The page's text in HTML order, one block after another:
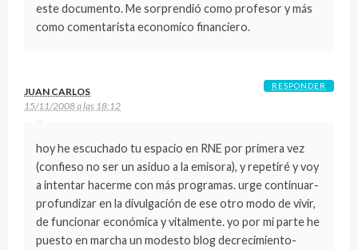
este documento. Me sorprendió como profesor y más
como comentarista economico financiero.
JUAN CARLOS
15/11/2008 a las 18:12
hoy he escuchado tu espacio en RNE por primera vez
(confieso no ser un asiduo a la emisora), y repetiré y voy
a intentar hacerme con más programas. urge continuar-
profundizar en la divulgación de ese otro modo de vivir,
de funcionar económica y vitalmente. yo por mi parte he
puesto en marcha un modesto blog decrecimiento-
RESPONDER